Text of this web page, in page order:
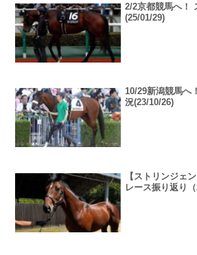
2/2京都競馬へ！
(25/01/29)
10/29新潟競馬へ
況(23/10/26)
【ストリンジェ
レース振り返り（